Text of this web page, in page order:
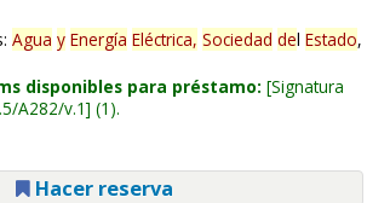
Agua y Energía Eléctrica, Sociedad del Estado,
disponibles para préstamo: Signatura
A282/v.1 (1).
Hacer reserva